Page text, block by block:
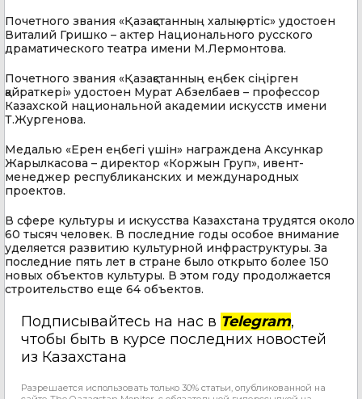
Почетного звания «Қазақстанның халық әртіс» удостоен
Виталий Гришко – актер Национального русского
драматического театра имени М.Лермонтова.
Почетного звания «Қазақстанның еңбек сіңірген
қайраткері» удостоен Мурат Абзелбаев – профессор
Казахской национальной академии искусств имени
Т.Жургенова.
Медалью «Ерен еңбегі үшін» награждена Аксункар
Жарылкасова – директор «Коржын Груп», ивент-
менеджер республиканских и международных
проектов.
В сфере культуры и искусства Казахстана трудятся около
60 тысяч человек. В последние годы особое внимание
уделяется развитию культурной инфраструктуры. За
последние пять лет в стране было открыто более 150
новых объектов культуры. В этом году продолжается
строительство еще 64 объектов.
Подписывайтесь на нас в Telegram,
чтобы быть в курсе последних новостей
из Казахстана
Разрешается использовать только 30% статьи, опубликованной на